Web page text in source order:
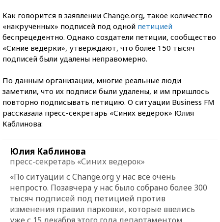
Как говорится в заявлении Change.org, такое количество
«накрученных» подписей под одной петицией
беспрецедентно. Однако создатели петиции, сообщество
«Синие ведерки», утверждают, что более 150 тысяч
подписей были удалены неправомерно.
По данным организации, многие реальные люди
заметили, что их подписи были удалены, и им пришлось
повторно подписывать петицию. О ситуации Business FM
рассказала пресс-секретарь «Синих ведерок» Юлия
Каблинова:
Юлия Каблинова
пресс-секретарь «Синих ведерок»
«По ситуации с Change.org у нас все очень
непросто. Позавчера у нас было собрано более 300
тысяч подписей под петицией против
изменения правил парковки, которые ввелись